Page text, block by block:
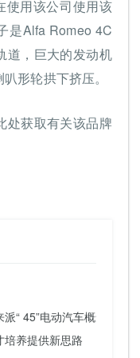
使用该公司使用该
是Alfa Romeo 4C
道，巨大的发动机
形轮拱下挤压。
处获取有关该品牌
“ 45”电动汽车概念做准备
培养提供新思路